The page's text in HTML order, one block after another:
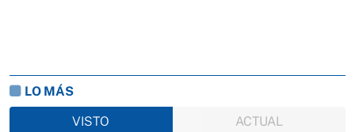
LO MÁS
VISTO
ACTUAL